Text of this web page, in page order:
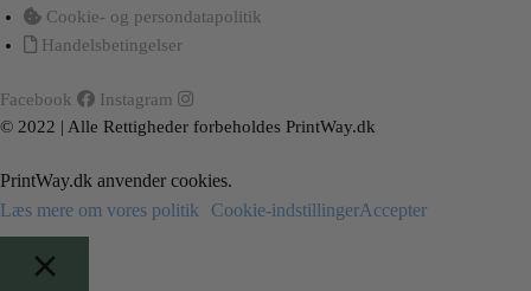
Cookie- og persondatapolitik
Handelsbetingelser
Facebook
Instagram
© 2022 | Alle Rettigheder forbeholdes PrintWay.dk
PrintWay.dk anvender cookies.
Læs mere om vores politik
Cookie-indstillingerAccepter